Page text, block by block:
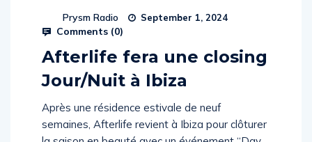
Prysm Radio September 1, 2024
Comments (0)
Afterlife fera une closing
Jour/Nuit à Ibiza
Après une résidence estivale de neuf
semaines, Afterlife revient à Ibiza pour clôturer